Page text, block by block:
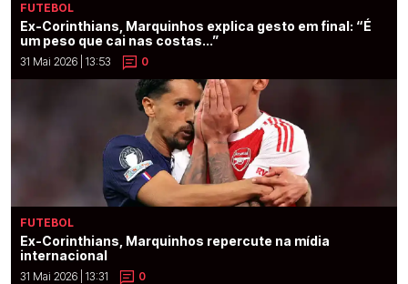
FUTEBOL
Ex-Corinthians, Marquinhos explica gesto em final: “É
um peso que cai nas costas...”
31 Mai 2026 | 13:53 0
FUTEBOL
Ex-Corinthians, Marquinhos repercute na mídia
internacional
31 Mai 2026 | 13:31 0